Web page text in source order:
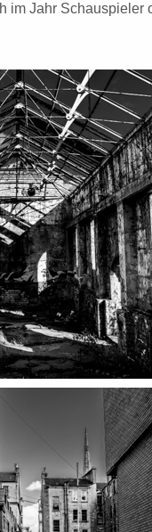
im Jahr Schauspieler